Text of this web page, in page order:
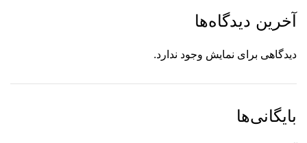
آخرین دیدگاه‌ها
دیدگاهی برای نمایش وجود ندارد.
بایگانی‌ها